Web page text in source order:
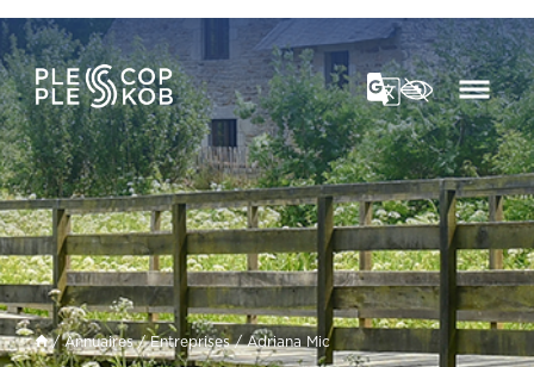
/Annuaires/Entreprises/ Adriana Mic